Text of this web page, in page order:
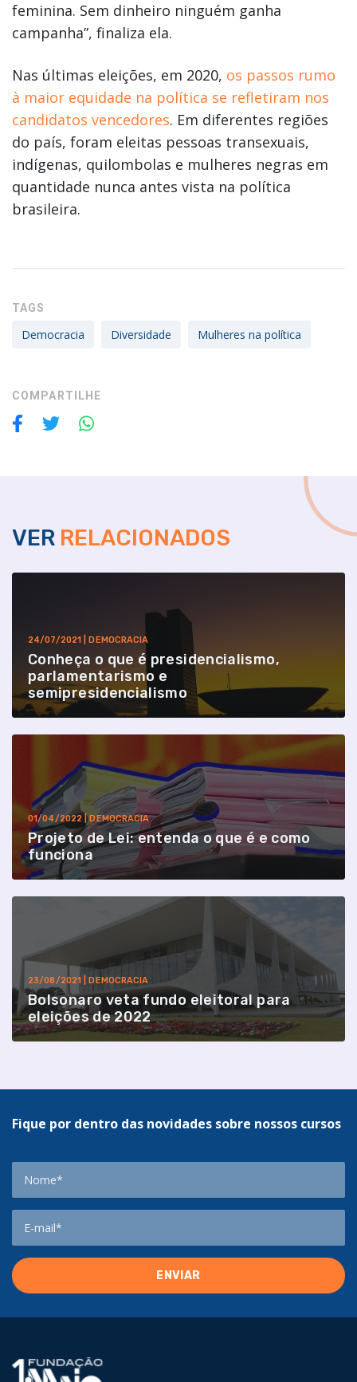
feminina. Sem dinheiro ninguém ganha
campanha”, finaliza ela.
Nas últimas eleições, em 2020, os passos rumo
à maior equidade na política se refletiram nos
candidatos vencedores. Em diferentes regiões
do país, foram eleitas pessoas transexuais,
indígenas, quilombolas e mulheres negras em
quantidade nunca antes vista na política
brasileira.
TAGS
Democracia Diversidade Mulheres na política
COMPARTILHE
VER RELACIONADOS
24/07/2021 | DEMOCRACIA
Conheça o que é presidencialismo,
parlamentarismo e
semipresidencialismo
01/04/2022 | DEMOCRACIA
Projeto de Lei: entenda o que é e como
funciona
23/08/2021 | DEMOCRACIA
Bolsonaro veta fundo eleitoral para
eleições de 2022
Fique por dentro das novidades sobre nossos cursos